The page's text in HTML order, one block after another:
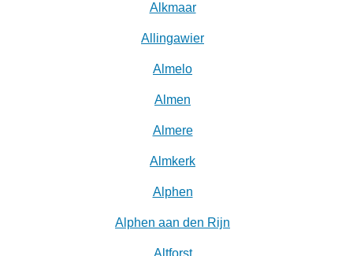
Alkmaar
Allingawier
Almelo
Almen
Almere
Almkerk
Alphen
Alphen aan den Rijn